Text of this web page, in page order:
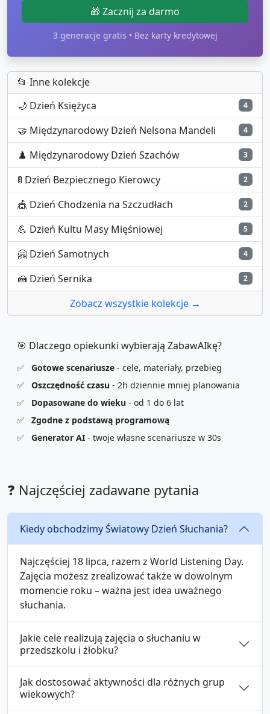
🎁 Zacznij za darmo
3 generacje gratis • Bez karty kredytowej
📂 Inne kolekcje
🌙 Dzień Księżyca 4
🤝 Międzynarodowy Dzień Nelsona Mandeli 4
♟️ Międzynarodowy Dzień Szachów 3
🚦 Dzień Bezpiecznego Kierowcy 2
🎪 Dzień Chodzenia na Szczudłach 2
💪 Dzień Kultu Masy Mięśniowej 5
🤗 Dzień Samotnych 4
🍰 Dzień Sernika 2
Zobacz wszystkie kolekcje →
🎯 Dlaczego opiekunki wybierają ZabawAIkę?
✅ Gotowe scenariusze - cele, materiały, przebieg
✅
Oszczędność czasu - 2h dziennie mniej planowania
✅
Dopasowane do wieku - od 1 do 6 lat
✅
Zgodne z podstawą programową
✅
Generator AI - twoje własne scenariusze w 30s
❓ Najczęściej zadawane pytania
Kiedy obchodzimy Światowy Dzień Słuchania?
Najczęściej 18 lipca, razem z World Listening Day.
Zajęcia możesz zrealizować także w dowolnym
momencie roku – ważna jest idea uważnego
słuchania.
Jakie cele realizują zajęcia o słuchaniu w
przedszkolu i żłobku?
Jak dostosować aktywności dla różnych grup
wiekowych?